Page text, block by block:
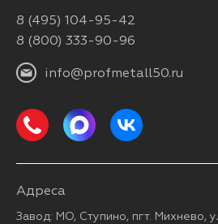
8 (495) 104-95-42
8 (800) 333-90-96
info@profmetall50.ru
Адреса
Завод: МО, Ступино, пгт. Михнево,